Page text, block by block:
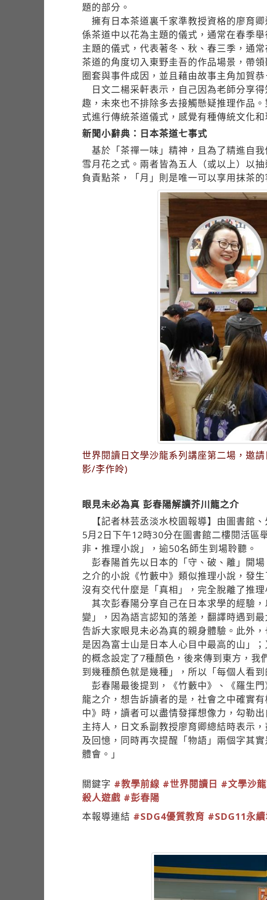
題的部分。
擁有日本茶道裏千家準教授資格的廖育
係茶道中以花為主題的儀式，通常在春季
主題的儀式，代表著冬、秋、春三季，通
茶道的角度切入東野圭吾的作品場景，帶
圈套與事件成因，並且藉由故事主角加賀
日文二楊采軒表示，自己因為老師分享
趣，未來也不排除多去接觸懸疑推理作品
式進行傳統茶道儀式，感覺有種傳統文化
新聞小辭典：日本茶道七事式
基於「茶禪一味」精神，且為了精進自
雪月花之式。兩者皆為五人（或以上）以
負責點茶，「月」則是唯一可以享用抹茶的
世界閱讀日文學沙龍系列講座第二場，邀
影/李作皊)
眼見未必為真 彭春陽解讀芥川龍之介
【記者林芸丞淡水校園報導】由圖書館
5月2日下午12時30分在圖書館二樓閱活區
非・推理小說」，逾50名師生到場聆聽。
彭春陽首先以日本的「守、破、離」開
之介的小說《竹藪中》類似推理小說，發
沒有交代什麼是「真相」，完全脫離了推理
其次彭春陽分享自己在日本求學的經驗
變」，因為語言認知的落差，翻譯時遇到
告訴大家眼見未必為真的親身體驗。此外
是因為富士山是日本人心目中最高的山」
的概念設定了7種顏色，後來傳到東方，
到幾種顏色就是幾種」，所以「每個人看
彭春陽最後提到，《竹藪中》、《羅生
龍之介，想告訴讀者的是，社會之中確實
中》時，讀者可以盡情發揮想像力，勾勒
主持人，日文系副教授廖育卿總結時表示
及回憶，同時再次提醒「物語」兩個字其
體會。」
關鍵字 #教學前線 #世界閱讀日 #文學沙
殺人遊戲 #彭春陽
本報導連結 #SDG4優質教育 #SDG11永